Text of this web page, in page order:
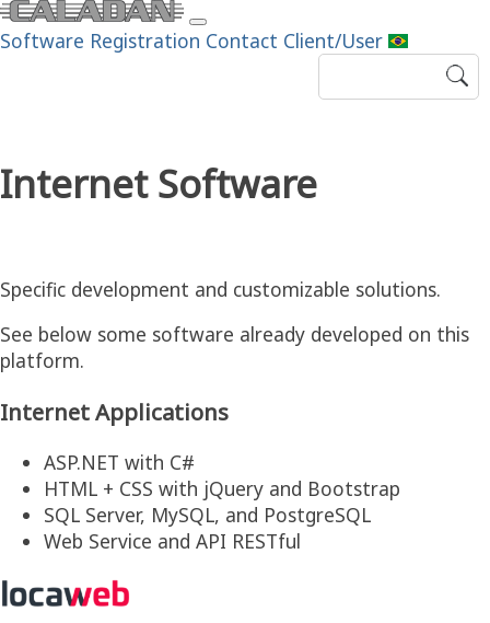
Software Registration Contact Client/User
Internet Software
Specific development and customizable solutions.
See below some software already developed on this
platform.
Internet Applications
ASP.NET with C#
HTML + CSS with jQuery and Bootstrap
SQL Server, MySQL, and PostgreSQL
Web Service and API RESTful